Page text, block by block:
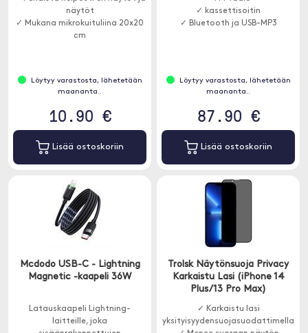
näytöt
✓ Mukana mikrokuituliina 20x20
cm
Löytyy varastosta, lähetetään
maananta..
10.90 €
Lisää ostoskoriin
✓ kassettisoitin
✓ Bluetooth ja USB-MP3
Löytyy varastosta, lähetetään
maananta..
87.90 €
Lisää ostoskoriin
Mcdodo USB-C - Lightning
Magnetic -kaapeli 36W
Latauskaapeli Lightning-
laitteille, joka
Trolsk Näytönsuoja Privacy
Karkaistu Lasi (iPhone 14
Plus/13 Pro Max)
✓ Karkaistu lasi
yksityisyydensuojasuodattimella